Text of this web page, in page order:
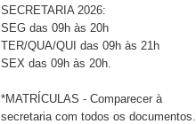
SECRETARIA 2026:
SEG das 09h às 20h
TER/QUA/QUI das 09h às 21h
SEX das 09h às 20h.
*MATRÍCULAS - Comparecer à
secretaria com todos os documentos.